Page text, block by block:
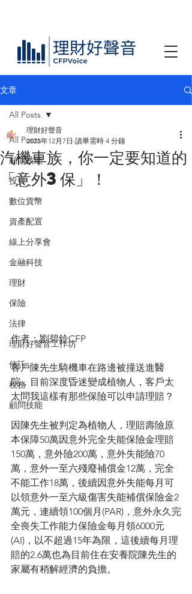
文章
All Posts
顧問技能
投資
數位貨幣
資產配置
線上分享會
金融科技
理財
保險
法律
理財好聲音工作坊
信託
稅務
顧問技能
All Posts
汽機車族，你一定要知道的
「意外3保」！
理財好聲音
2025年12月7日 讀畢需時 4 分鐘
作者：劉碧鈴CFP
客戶陳先生騎機車在路邊被撞送進醫
院，目前深度昏迷變成植物人，客戶太
太問我這樣有那些保險可以申請理賠？
因陳先生被判定為植物人，理賠壽險原
本保障50萬因意外完全失能保險金理賠
150萬，意外險200萬，意外失能險70
萬，意外一至六殘廢補償金12萬，完全
不能工作18萬，後續因意外失能每月可
以領意外一至六級傷害失能補償保險金2
萬元，連續領100個月(PAR)，意外永久完
全喪失工作能力保險金每月領6000元
(AI)，以不超過15年為限，這後續每月理
賠的2.6萬也為目前住在安養院陳先生的
家屬有稍解經濟的負擔。